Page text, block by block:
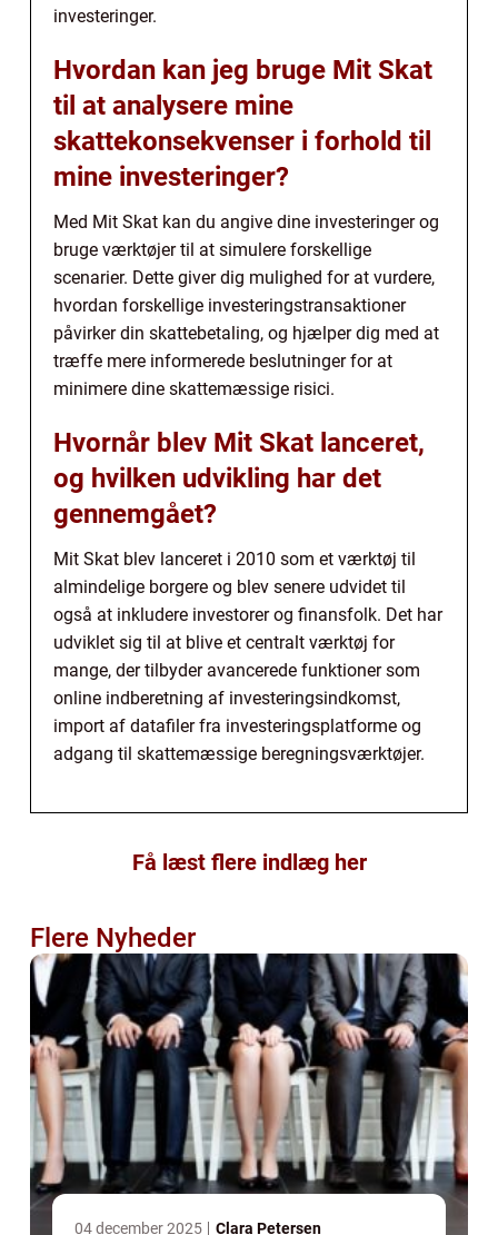
investeringer.
Hvordan kan jeg bruge Mit Skat
til at analysere mine
skattekonsekvenser i forhold til
mine investeringer?
Med Mit Skat kan du angive dine investeringer og
bruge værktøjer til at simulere forskellige
scenarier. Dette giver dig mulighed for at vurdere,
hvordan forskellige investeringstransaktioner
påvirker din skattebetaling, og hjælper dig med at
træffe mere informerede beslutninger for at
minimere dine skattemæssige risici.
Hvornår blev Mit Skat lanceret,
og hvilken udvikling har det
gennemgået?
Mit Skat blev lanceret i 2010 som et værktøj til
almindelige borgere og blev senere udvidet til
også at inkludere investorer og finansfolk. Det har
udviklet sig til at blive et centralt værktøj for
mange, der tilbyder avancerede funktioner som
online indberetning af investeringsindkomst,
import af datafiler fra investeringsplatforme og
adgang til skattemæssige beregningsværktøjer.
Få læst flere indlæg her
Flere Nyheder
04 december 2025 Clara Petersen